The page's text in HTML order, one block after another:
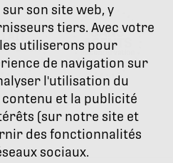
détails +
son site web, y
tiers. Avec votre
utiliserons pour
de navigation sur
l'utilisation du
et la publicité
(sur notre site et
des fonctionnalités
sociaux.